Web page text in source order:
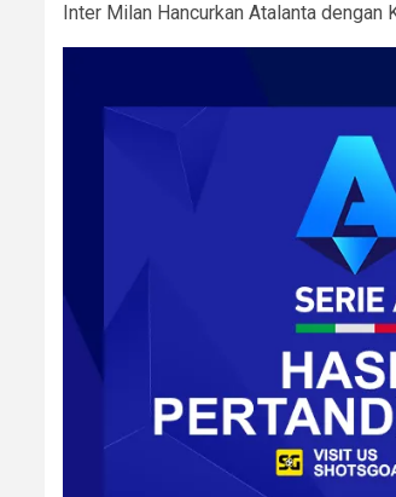
Inter Milan Hancurkan Atalanta dengan